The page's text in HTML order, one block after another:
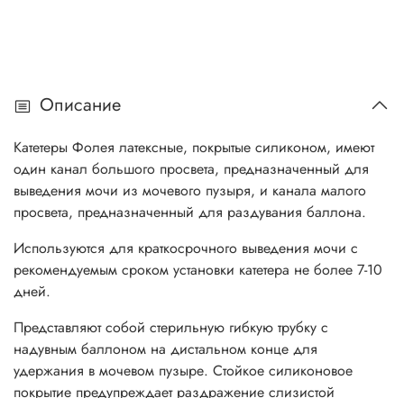
Описание
Катетеры Фолея латексные, покрытые силиконом, имеют
один канал большого просвета, предназначенный для
выведения мочи из мочевого пузыря, и канала малого
просвета, предназначенный для раздувания баллона.
Используются для краткосрочного выведения мочи с
рекомендуемым сроком установки катетера не более 7-10
дней.
Представляют собой стерильную гибкую трубку с
надувным баллоном на дистальном конце для
удержания в мочевом пузыре. Стойкое силиконовое
покрытие предупреждает раздражение слизистой